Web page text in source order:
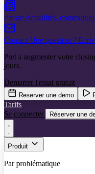
Presse Actualités,
Contact Une question ?
Pret a augmenter votre
jours.
Demarrer l'essai gratuit
Reserver une demo
Tarifs
Se connecter
Réserver une
Produit
Par problématique